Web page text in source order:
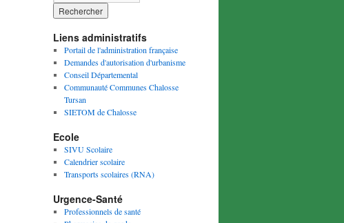
Liens administratifs
Portail de l'administration française
Demandes d'autorisation d'urbanisme
Conseil Départemental
Communauté Communes Chalosse
Tursan
SIETOM de Chalosse
Ecole
SIVU Scolaire
Calendrier scolaire
Transports scolaires (RNA)
Urgence-Santé
Professionnels de santé